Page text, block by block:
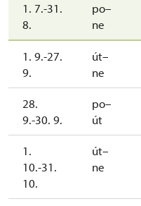
1. 7.-31.
8.
po–
ne
1. 9.-27.
9.
út–
ne
28.
9.-30. 9.
po–
út
1.
10.-31.
10.
út–
ne